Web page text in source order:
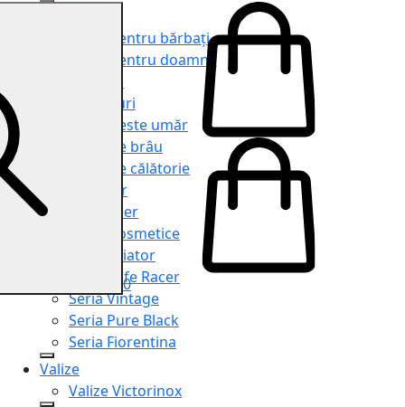
Genți pentru bărbați
Genți pentru doamne
Serviete
Rucsacuri
Genți peste umăr
Genți de brâu
Genți de călătorie
Shopper
Organiser
Truse cosmetice
Seria Aviator
Seria Cafe Racer
Seria Vintage
Seria Pure Black
Seria Fiorentina
Valize
Valize Victorinox
0